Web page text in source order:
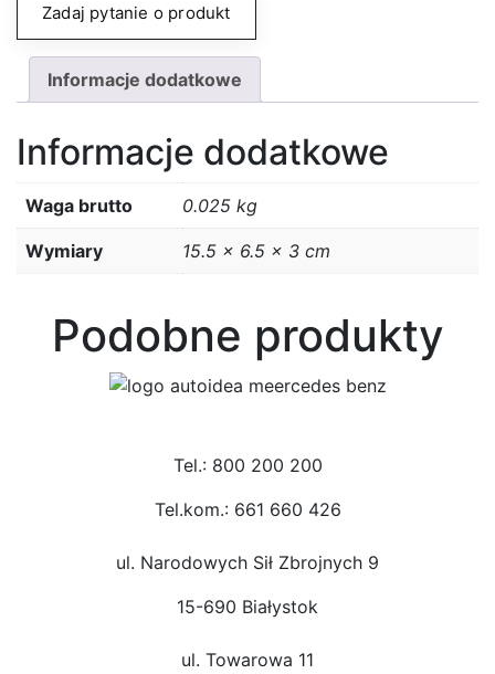
Zadaj pytanie o produkt
Informacje dodatkowe
Informacje dodatkowe
Waga brutto 0.025 kg
Wymiary 15.5 × 6.5 × 3 cm
Podobne produkty
Tel.: 800 200 200
Tel.kom.: 661 660 426
ul. Narodowych Sił Zbrojnych 9
15-690 Białystok
ul. Towarowa 11